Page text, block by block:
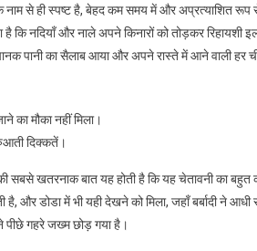
से ही स्पष्ट है, बेहद कम समय में और अप्रत्याशित रूप से
कि नदियाँ और नाले अपने किनारों को तोड़कर
पानी का सैलाब आया और अपने रास्ते में आने वाली हर
का मौका नहीं मिला।
दिक्कतें।
खतरनाक बात यह होती है कि यह चेतावनी का बहुत
और डोडा में भी यही देखने को मिला, जहाँ बर्बादी ने
गहरे जख्म छोड़ गया है।